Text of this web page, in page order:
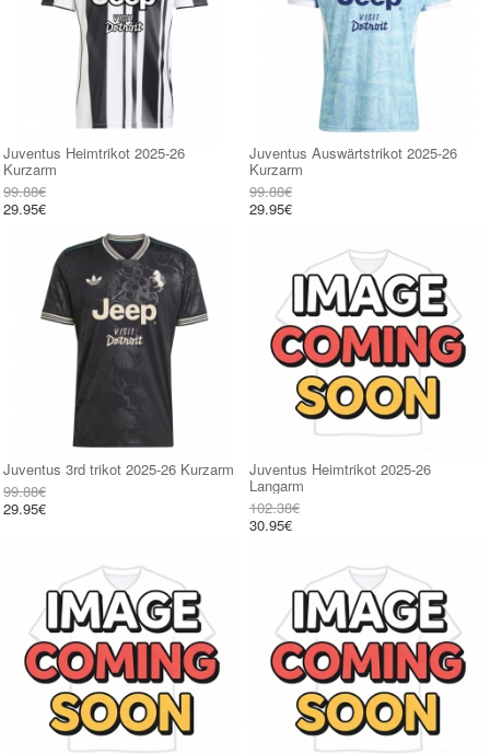
Juventus Heimtrikot 2025-26
Kurzarm
99.88€
29.95€
Juventus Auswärtstrikot 2025-26
Kurzarm
99.88€
29.95€
Juventus 3rd trikot 2025-26 Kurzarm
99.88€
29.95€
Juventus Heimtrikot 2025-26
Langarm
102.38€
30.95€